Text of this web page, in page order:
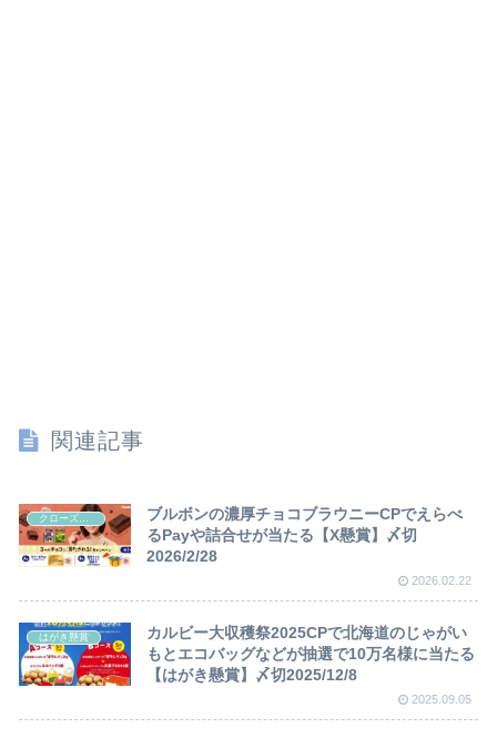
関連記事
ブルボンの濃厚チョコブラウニーCPでえらべ
るPayや詰合せが当たる【X懸賞】〆切
2026/2/28
2026.02.22
はがき懸賞
カルビー大収穫祭2025CPで北海道のじゃがい
もとエコバッグなどが抽選で10万名様に当たる
【はがき懸賞】〆切2025/12/8
2025.09.05